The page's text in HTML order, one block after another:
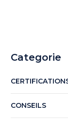
Categorie
CONSEILS